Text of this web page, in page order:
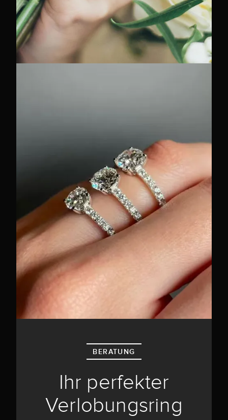
BERATUNG
Ihr perfekter
Verlobungsring